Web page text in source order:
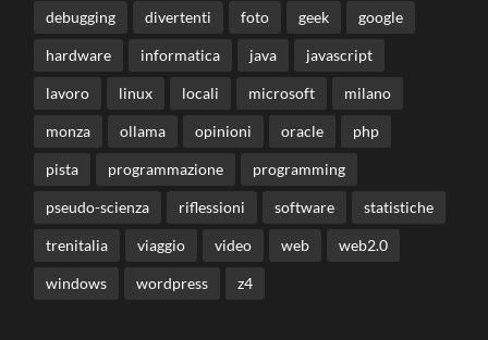
debugging divertenti foto geek google
hardware informatica java javascript
lavoro linux locali microsoft milano
monza ollama opinioni oracle php
pista programmazione programming
pseudo-scienza riflessioni software statistiche
trenitalia viaggio video web web2.0
windows wordpress z4